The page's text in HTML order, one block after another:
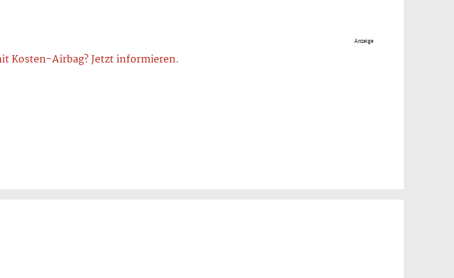
Anzeige
Kosten-Airbag? Jetzt informieren.